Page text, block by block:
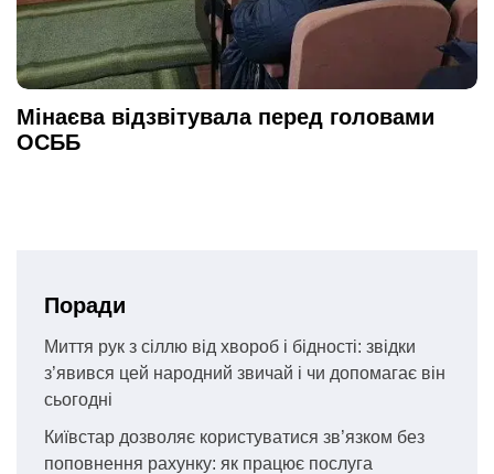
Мінаєва відзвітувала перед головами
ОСББ
Поради
Миття рук з сіллю від хвороб і бідності: звідки
з’явився цей народний звичай і чи допомагає він
сьогодні
Київстар дозволяє користуватися зв’язком без
поповнення рахунку: як працює послуга